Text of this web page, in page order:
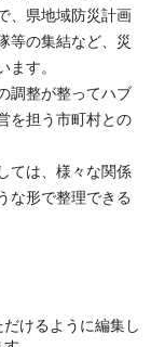
、県地域防災計画
等の集結など、災
す。
調整が整ってハブ
を担う市町村との
ては、様々な関係
な形で整理できる
けるように編集し